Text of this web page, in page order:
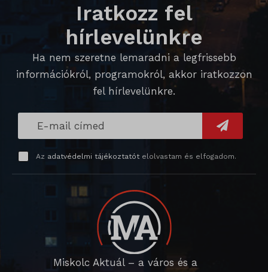
Iratkozz fel
hírlevelünkre
Ha nem szeretne lemaradni a legfrissebb
információkról, programokról, akkor iratkozzon
fel hírlevelünkre.
Az adatvédelmi tájékoztatótelolvastam és elfogadom.
Miskolc Aktuál – a város és a